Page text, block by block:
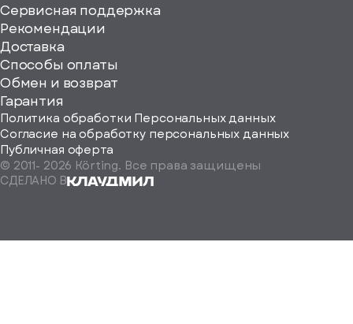
Сервисная поддержка
Рекомендации
Доставка
Способы оплаты
Обмен и возврат
Гарантия
Политика обработки Персональных данных
Согласие на обработку персональных данных
Публичная оферта
© 2011- 2026 Körting. Все права защищены
СДЕЛАНО В
Определить